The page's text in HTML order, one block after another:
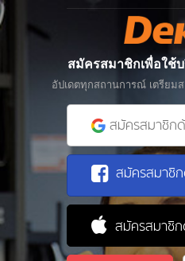
สมัครสมาชิกเพื่อใช้บ
อัปเดตทุกสถานการณ์ เตรีย
สมัครสมาชิก
สมัครสมาชิ
สมัครสมาชิ